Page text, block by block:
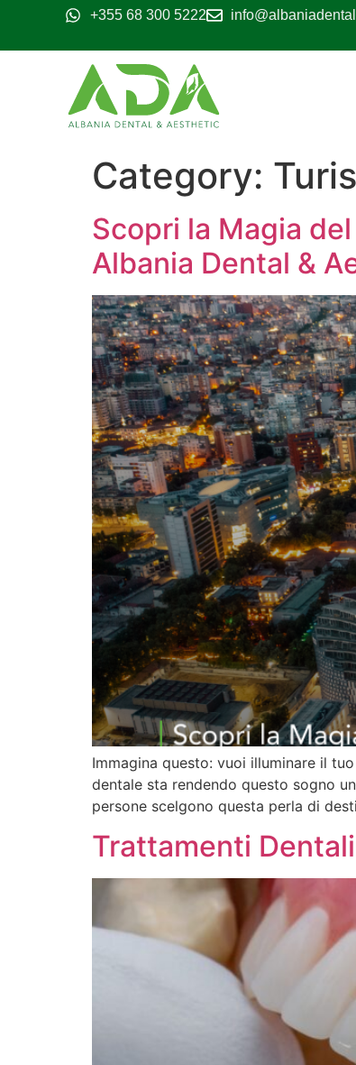
+355 68 300 5222
Category:
Scopri la Magia
Albania Dental &
Immagina questo: vuoi illuminare il
dentale sta rendendo questo sogno
persone scelgono questa perla di
Trattamenti